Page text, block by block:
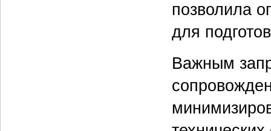
позволила
для
Важным